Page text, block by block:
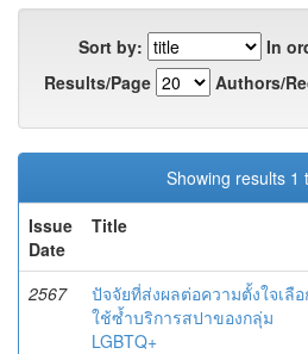
Sort by:
In
Results/Page
Authors/
Showing results 1
Issue
Date
Title
2567
ปัจจัยที่ส่งผลต่อความตั้งใจเลื
ใช้ซ้ำบริการสปาของกลุ่ม
LGBTQ+